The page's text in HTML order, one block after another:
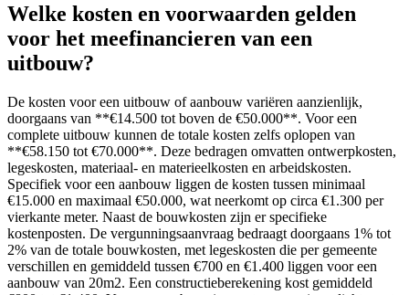
Welke kosten en voorwaarden gelden
voor het meefinancieren van een
uitbouw?
De kosten voor een uitbouw of aanbouw variëren aanzienlijk,
doorgaans van **€14.500 tot boven de €50.000**. Voor een
complete uitbouw kunnen de totale kosten zelfs oplopen van
**€58.150 tot €70.000**. Deze bedragen omvatten ontwerpkosten,
legeskosten, materiaal- en materieelkosten en arbeidskosten.
Specifiek voor een aanbouw liggen de kosten tussen minimaal
€15.000 en maximaal €50.000, wat neerkomt op circa €1.300 per
vierkante meter. Naast de bouwkosten zijn er specifieke
kostenposten. De vergunningsaanvraag bedraagt doorgaans 1% tot
2% van de totale bouwkosten, met legeskosten die per gemeente
verschillen en gemiddeld tussen €700 en €1.400 liggen voor een
aanbouw van 20m2. Een constructieberekening kost gemiddeld